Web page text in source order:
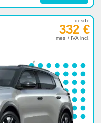
desde
332 €
mes / IVA incl.